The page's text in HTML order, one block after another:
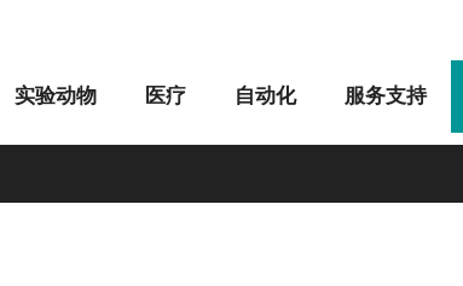
实验动物 医疗 自动化 服务支持